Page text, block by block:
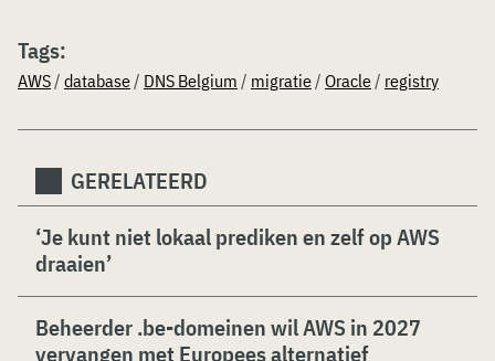
Tags:
AWS/ database/ DNS Belgium / migratie/ Oracle/ registry
GERELATEERD
‘Je kunt niet lokaal prediken en zelf op AWS
draaien’
Beheerder .be-domeinen wil AWS in 2027
vervangen met Europees alternatief